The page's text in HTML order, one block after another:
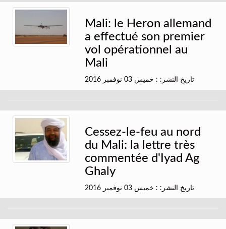
Mali: le Heron allemand
a effectué son premier
vol opérationnel au
Mali
تاريخ النشر: : خميس 03 نوفمبر 2016
Cessez-le-feu au nord
du Mali: la lettre très
commentée d'Iyad Ag
Ghaly
تاريخ النشر: : خميس 03 نوفمبر 2016